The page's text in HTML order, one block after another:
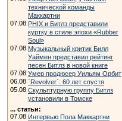
технической команды
Маккартни
07.08 PHIX и Битлз представили
куртку в стиле эпохи «Rubber
Soul»
07.08 Музыкальный критик Билл
Уаймен представил рейтинг
песен Битлз в новой книге
07.08 Умер продюсер Уильям Орбит
06.08 `Revolver`: 60 лет спустя
05.08 Скульптурную группу Битлз
установили в Томске
... статьи:
07.08 Интервью Пола Маккартни